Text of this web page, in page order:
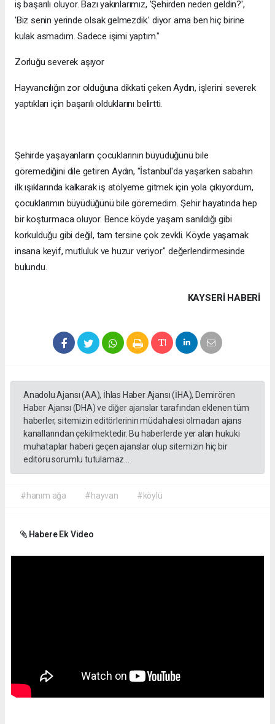
iş başarılı oluyor. Bazı yakınlarımız, 'Şehirden neden geldin?',
'Biz senin yerinde olsak gelmezdik.' diyor ama ben hiç birine
kulak asmadım. Sadece işimi yaptım."
Zorluğu severek aşıyor
Hayvancılığın zor olduğuna dikkati çeken Aydın, işlerini severek
yaptıkları için başarılı olduklarını belirtti.
Şehirde yaşayanların çocuklarının büyüdüğünü bile
göremediğini dile getiren Aydın, "İstanbul'da yaşarken sabahın
ilk ışıklarında kalkarak iş atölyeme gitmek için yola çıkıyordum,
çocuklarımın büyüdüğünü bile göremedim. Şehir hayatında hep
bir koşturmaca oluyor. Bence köyde yaşam sanıldığı gibi
korkulduğu gibi değil, tam tersine çok zevkli. Köyde yaşamak
insana keyif, mutluluk ve huzur veriyor." değerlendirmesinde
bulundu.
KAYSERI HABERİ
Anadolu Ajansı (AA), İhlas Haber Ajansı (İHA), Demirören
Haber Ajansı (DHA) ve diğer ajanslar tarafından eklenen tüm
haberler, sitemizin editörlerinin müdahalesi olmadan ajans
kanallarından çekilmektedir. Bu haberlerde yer alan hukuki
muhataplar haberi geçen ajanslar olup sitemizin hiç bir
editörü sorumlu tutulamaz...
#hanım ağa #hayvan #köylü
Habere Ek Video